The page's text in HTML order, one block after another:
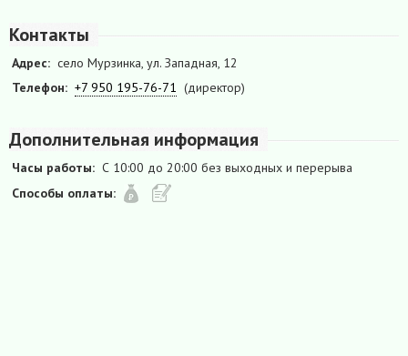
Контакты
Адрес: село Мурзинка, ул. Западная, 12
Телефон: +7 950 195-76-71 (директор)
Дополнительная информация
Часы работы: С 10:00 до 20:00 без выходных и перерыва
Способы оплаты: